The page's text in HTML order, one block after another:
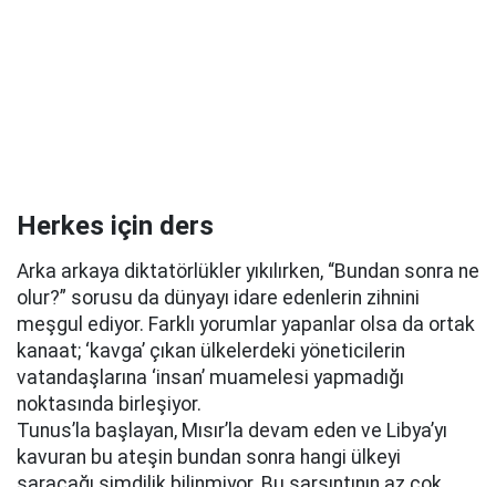
Herkes için ders
Arka arkaya diktatörlükler yıkılırken, “Bundan sonra ne
olur?” sorusu da dünyayı idare edenlerin zihnini
meşgul ediyor. Farklı yorumlar yapanlar olsa da ortak
kanaat; ‘kavga’ çıkan ülkelerdeki yöneticilerin
vatandaşlarına ‘insan’ muamelesi yapmadığı
noktasında birleşiyor.
Tunus’la başlayan, Mısır’la devam eden ve Libya’yı
kavuran bu ateşin bundan sonra hangi ülkeyi